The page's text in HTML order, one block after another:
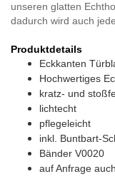
unseren glatten
dadurch wird auch
Produktdetails
Eckkanten
Hochwertiges
kratz- und
lichtecht
pflegeleicht
inkl. Buntbart-
Bänder V0020
auf Anfrage